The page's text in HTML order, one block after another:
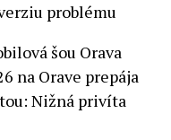
problému
šou Orava
na Orave prepája
Nižná privíta